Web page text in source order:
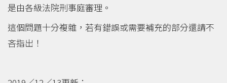
是由各級法院刑事庭審理。
這個問題十分複雜，若有錯誤或需要補充的部分還請不
吝指出！